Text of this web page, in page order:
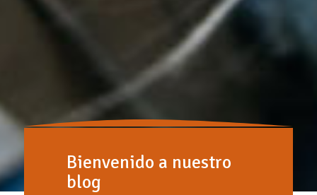
Bienvenido a nuestro
blog